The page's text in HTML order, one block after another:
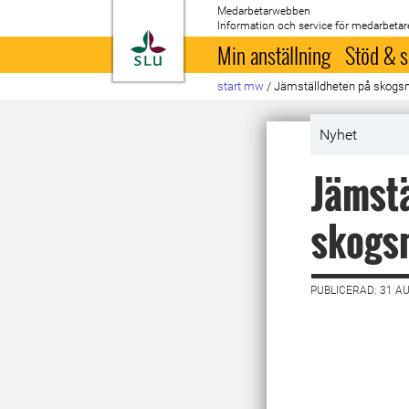
Till startsida
Medarbetarwebben
Information och service för
Min anställning Stöd &
start mw / Jämställdheten på
Nyhet
PUBLICERAD: 31